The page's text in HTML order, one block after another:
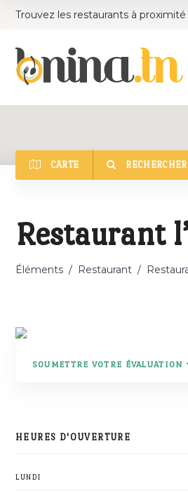
Trouvez les restaurants à proximité
CARTE RECHERCHER
Restaurant
Éléments / Restaurant /
SOUMETTRE VOTRE ÉVALUATION
HEURES D'OUVERTURE
LUNDI